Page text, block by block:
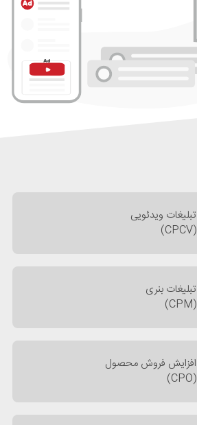
تبلیغات ویدئویی
(CPCV)
تبلیغات بنری
(CPM)
افزایش فروش محصول
(CPO)